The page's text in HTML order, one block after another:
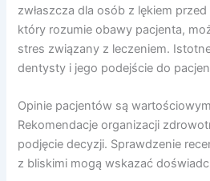
zwłaszcza dla osób z lękiem
który rozumie obawy pacjenta,
stres związany z leczeniem.
dentysty i jego podejście do
Opinie pacjentów są
Rekomendacje organizacji
podjęcie decyzji. Sprawdzenie
z bliskimi mogą wskazać